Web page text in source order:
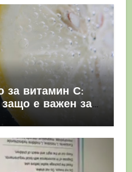
за витамин С:
защо е важен за